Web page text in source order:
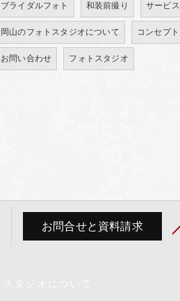
ブライダルフォト 和装前撮り サービス
岡山のフォトスタジオについて コンセプト
お問い合わせ フォトスタジオ
お問合せと資料請求